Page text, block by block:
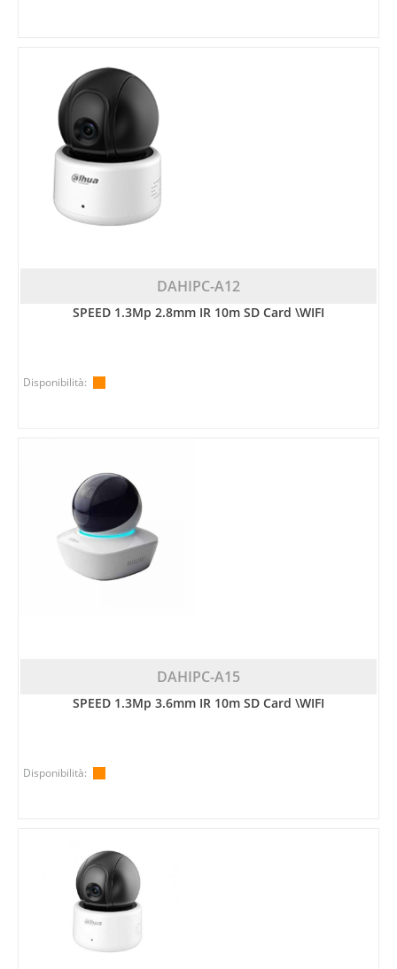
DAHIPC-A12
SPEED 1.3Mp 2.8mm IR 10m SD Card \WIFI
Disponibilità:
DAHIPC-A15
SPEED 1.3Mp 3.6mm IR 10m SD Card \WIFI
Disponibilità: